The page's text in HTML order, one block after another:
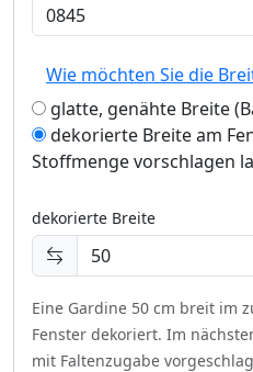
Wie möchten Sie die
glatte, genähte Breite
dekorierte Breite am
Stoffmenge vorschlagen
dekorierte Breite
Eine Gardine 50 cm breit im
Fenster dekoriert. Im
mit Faltenzugabe